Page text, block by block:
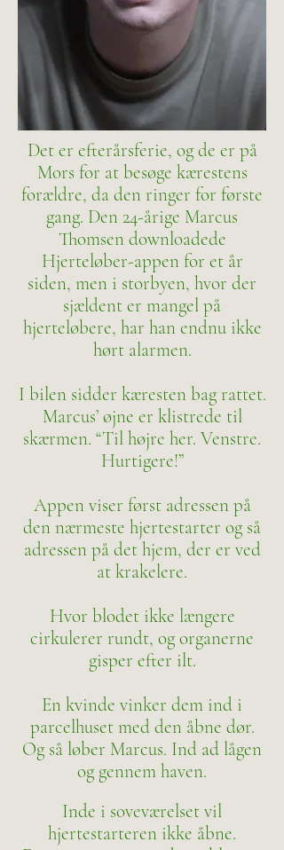
Det er efterårsferie, og de er på
Mors for at besøge kærestens
forældre, da den ringer for første
gang. Den 24-årige Marcus
Thomsen downloadede
Hjerteløber-appen for et år
siden, men i storbyen, hvor der
sjældent er mangel på
hjerteløbere, har han endnu ikke
hørt alarmen.
I bilen sidder kæresten bag rattet.
Marcus’ øjne er klistrede til
skærmen. “Til højre her. Venstre.
Hurtigere!”
Appen viser først adressen på
den nærmeste hjertestarter og så
adressen på det hjem, der er ved
at krakelere.
Hvor blodet ikke længere
cirkulerer rundt, og organerne
gisper efter ilt.
En kvinde vinker dem ind i
parcelhuset med den åbne dør.
Og så løber Marcus. Ind ad lågen
og gennem haven.
Inde i soveværelset vil
hjertestarteren ikke åbne.